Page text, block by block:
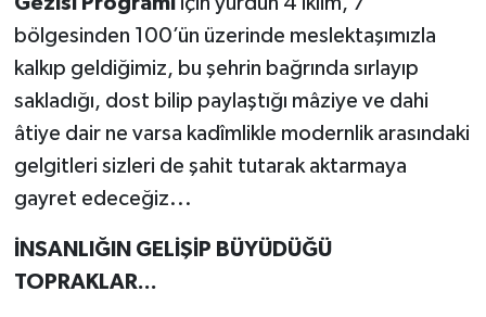
bölgesinden 100’ün üzerinde meslektaşımızla
kalkıp geldiğimiz, bu şehrin bağrında sırlayıp
sakladığı, dost bilip paylaştığı mâziye ve dahi
âtiye dair ne varsa kadîmlikle modernlik arasındaki
gelgitleri sizleri de şahit tutarak aktarmaya
gayret edeceğiz...
İNSANLIĞIN GELİŞİP BÜYÜDÜĞÜ
TOPRAKLAR...